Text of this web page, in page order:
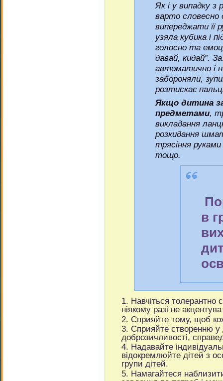
Як і у випадку
варто словесно
випереджати її
узяла кубика і
голосно та
давай, кидай”.
автоматично і
забороняли,
розтискає
Якщо дитина
предметами,
викладання
розкидання
трясіння
тощо.
в
Навчіться толерантно
ніякому разі не
Сприяйте тому, щоб
Сприяйте створенню у
доброзичливості,
Надавайте
відокремлюйте дітей з
групи дітей.
Намагайтеся